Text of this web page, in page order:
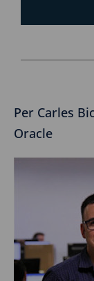
Per Carles
Oracle